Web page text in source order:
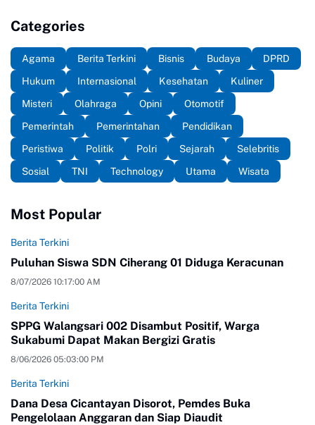
Categories
Agama Berita Terkini Bisnis Budaya
DPRD
Hukum
Internasional Kesehatan
Kuliner
Misteri
Olahraga Opini
Otomotif
Pemerintah
Pemerintahan
Pendidikan
Peristiwa
Politik Polri Sejarah
Selebritis
Sosial
TNI Technology Utama Wisata
Most Popular
Berita Terkini
Puluhan Siswa SDN Ciherang 01 Diduga Keracunan
8/07/2026 10:17:00 AM
Berita Terkini
SPPG Walangsari 002 Disambut Positif, Warga
Sukabumi Dapat Makan Bergizi Gratis
8/06/2026 05:03:00 PM
Berita Terkini
Dana Desa Cicantayan Disorot, Pemdes Buka
Pengelolaan Anggaran dan Siap Diaudit